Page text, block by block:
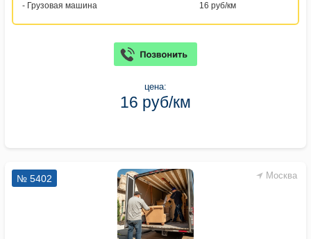
- Грузовая машина 16 руб/км
цена:
16 руб/км
Москва
№ 5402